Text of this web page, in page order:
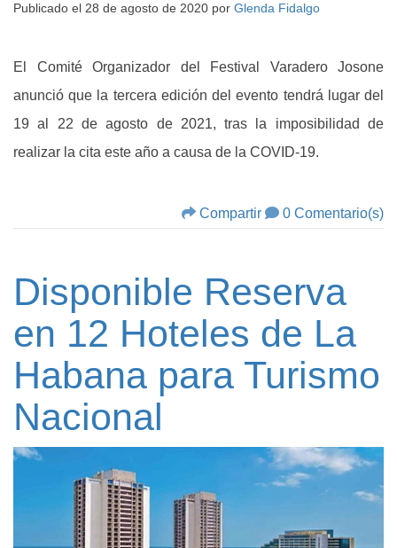
Publicado el 28 de agosto de 2020 por Glenda Fidalgo
El Comité Organizador del Festival Varadero Josone
anunció que la tercera edición del evento tendrá lugar del
19 al 22 de agosto de 2021, tras la imposibilidad de
realizar la cita este año a causa de la COVID-19.
Compartir 0 Comentario(s)
Disponible Reserva
en 12 Hoteles de La
Habana para Turismo
Nacional